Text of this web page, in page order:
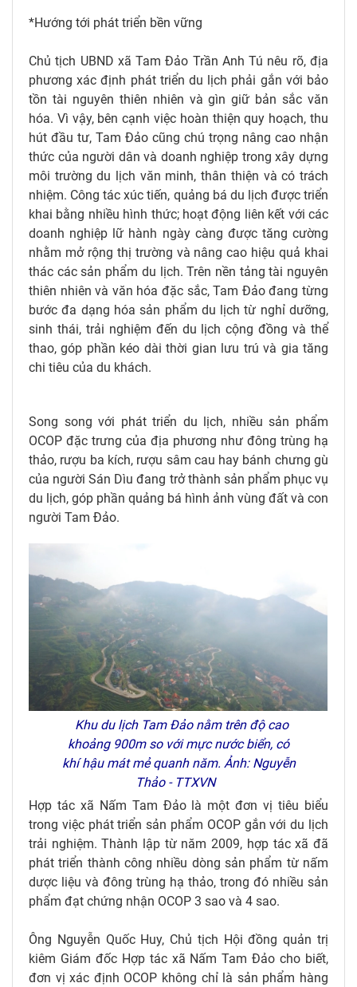
*Hướng tới phát triển bền vững
Chủ tịch UBND xã Tam Đảo Trần Anh Tú nêu rõ, địa
phương xác định phát triển du lịch phải gắn với bảo
tồn tài nguyên thiên nhiên và gìn giữ bản sắc văn
hóa. Vì vậy, bên cạnh việc hoàn thiện quy hoạch, thu
hút đầu tư, Tam Đảo cũng chú trọng nâng cao nhận
thức của người dân và doanh nghiệp trong xây dựng
môi trường du lịch văn minh, thân thiện và có trách
nhiệm. Công tác xúc tiến, quảng bá du lịch được triển
khai bằng nhiều hình thức; hoạt động liên kết với các
doanh nghiệp lữ hành ngày càng được tăng cường
nhằm mở rộng thị trường và nâng cao hiệu quả khai
thác các sản phẩm du lịch. Trên nền tảng tài nguyên
thiên nhiên và văn hóa đặc sắc, Tam Đảo đang từng
bước đa dạng hóa sản phẩm du lịch từ nghỉ dưỡng,
sinh thái, trải nghiệm đến du lịch cộng đồng và thể
thao, góp phần kéo dài thời gian lưu trú và gia tăng
chi tiêu của du khách.
Song song với phát triển du lịch, nhiều sản phẩm
OCOP đặc trưng của địa phương như đông trùng hạ
thảo, rượu ba kích, rượu sâm cau hay bánh chưng gù
của người Sán Dìu đang trở thành sản phẩm phục vụ
du lịch, góp phần quảng bá hình ảnh vùng đất và con
người Tam Đảo.
Khu du lịch Tam Đảo nằm trên độ cao
khoảng 900m so với mực nước biển, có
khí hậu mát mẻ quanh năm. Ảnh: Nguyễn
Thảo - TTXVN
Hợp tác xã Nấm Tam Đảo là một đơn vị tiêu biểu
trong việc phát triển sản phẩm OCOP gắn với du lịch
trải nghiệm. Thành lập từ năm 2009, hợp tác xã đã
phát triển thành công nhiều dòng sản phẩm từ nấm
dược liệu và đông trùng hạ thảo, trong đó nhiều sản
phẩm đạt chứng nhận OCOP 3 sao và 4 sao.
Ông Nguyễn Quốc Huy, Chủ tịch Hội đồng quản trị
kiêm Giám đốc Hợp tác xã Nấm Tam Đảo cho biết,
đơn vị xác định OCOP không chỉ là sản phẩm hàng